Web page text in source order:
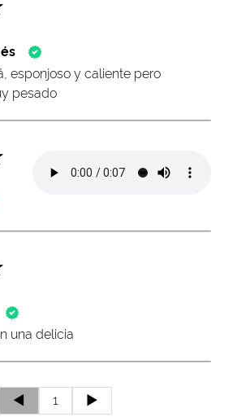
esponjoso y caliente pero
pesado
una delicia
◄ 1 ►